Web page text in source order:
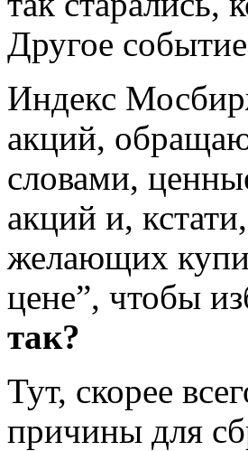
Другое
Индекс
акций,
словами,
акций и,
желающих
цене”, чтобы
так?
Тут, скорее
причины для